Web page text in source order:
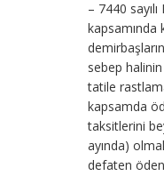
– 7440
kapsamında
sebep
tatile
kapsamda
taksitlerini
ayında)
defaten